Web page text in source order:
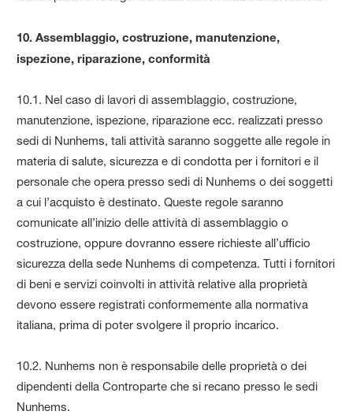
10. Assemblaggio, costruzione, manutenzione,
ispezione, riparazione, conformità
10.1. Nel caso di lavori di assemblaggio, costruzione,
manutenzione, ispezione, riparazione ecc. realizzati presso
sedi di Nunhems, tali attività saranno soggette alle regole in
materia di salute, sicurezza e di condotta per i fornitori e il
personale che opera presso sedi di Nunhems o dei soggetti
a cui l’acquisto è destinato. Queste regole saranno
comunicate all’inizio delle attività di assemblaggio o
costruzione, oppure dovranno essere richieste all’ufficio
sicurezza della sede Nunhems di competenza. Tutti i fornitori
di beni e servizi coinvolti in attività relative alla proprietà
devono essere registrati conformemente alla normativa
italiana, prima di poter svolgere il proprio incarico.
10.2. Nunhems non è responsabile delle proprietà o dei
dipendenti della Controparte che si recano presso le sedi
Nunhems.